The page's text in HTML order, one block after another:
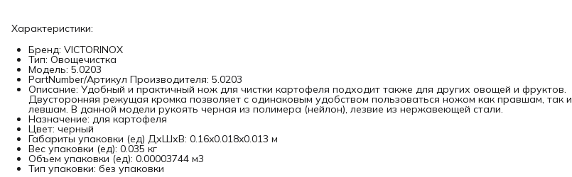
Характеристики:
Бренд: VICTORINOX
Тип: Овощечистка
Модель: 5.0203
PartNumber/Артикул Производителя: 5.0203
Описание: Удобный и практичный нож для чистки картофеля подходит также для других овощей и фруктов.
Двусторонняя режущая кромка позволяет с одинаковым удобством пользоваться ножом как правшам, так и
левшам. В данной модели рукоять черная из полимера (нейлон), лезвие из нержавеющей стали.
Назначение: для картофеля
Цвет: черный
Габариты упаковки (ед) ДхШхВ: 0.16x0.018x0.013 м
Вес упаковки (ед): 0.035 кг
Объем упаковки (ед): 0.00003744 м3
Тип упаковки: без упаковки